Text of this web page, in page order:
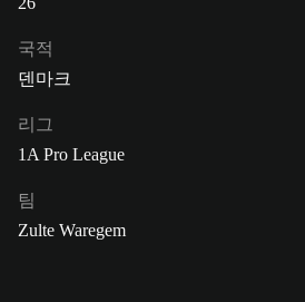
국적
덴마크
리그
1A Pro League
팀
Zulte Waregem